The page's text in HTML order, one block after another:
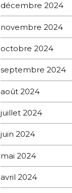
décembre 2024
novembre 2024
octobre 2024
septembre 2024
août 2024
juillet 2024
juin 2024
mai 2024
avril 2024